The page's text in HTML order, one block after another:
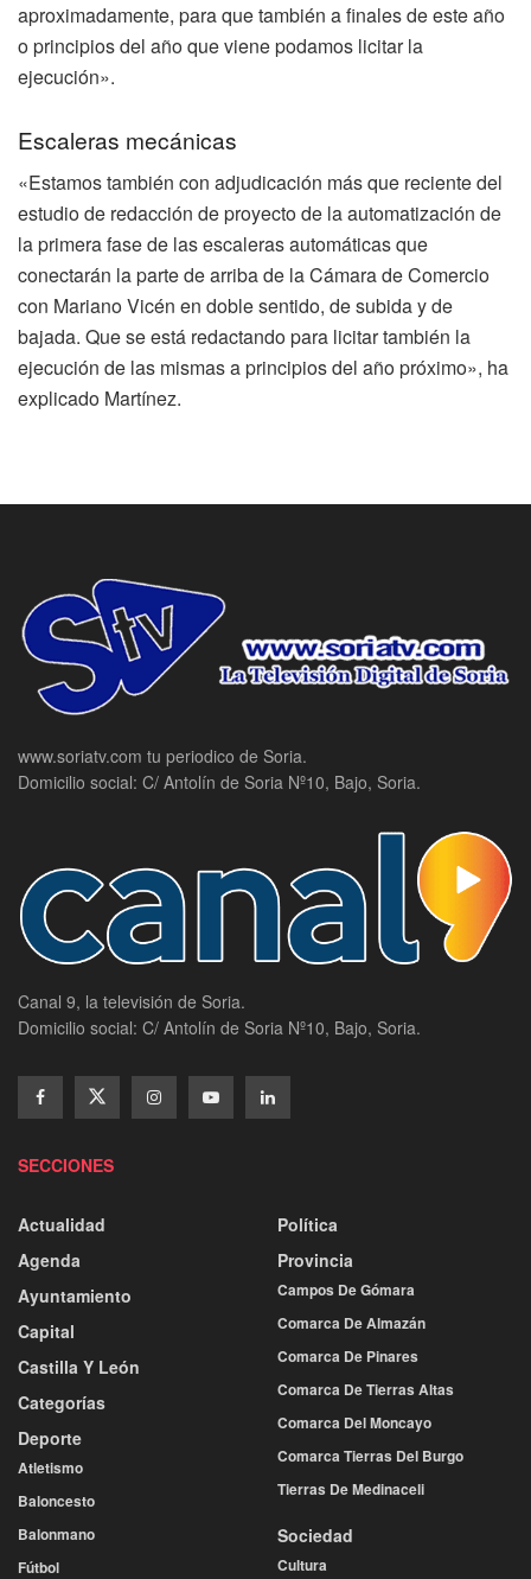
aproximadamente, para que también a finales de este año
o principios del año que viene podamos licitar la
ejecución».
Escaleras mecánicas
«Estamos también con adjudicación más que reciente del
estudio de redacción de proyecto de la automatización de
la primera fase de las escaleras automáticas que
conectarán la parte de arriba de la Cámara de Comercio
con Mariano Vicén en doble sentido, de subida y de
bajada. Que se está redactando para licitar también la
ejecución de las mismas a principios del año próximo», ha
explicado Martínez.
www.soriatv.com tu periodico de Soria.
Domicilio social: C/ Antolín de Soria Nº10, Bajo, Soria.
Canal 9, la televisión de Soria.
Domicilio social: C/ Antolín de Soria Nº10, Bajo, Soria.
SECCIONES
Actualidad
Agenda
Ayuntamiento
Capital
Castilla Y León
Categorías
Deporte
Atletismo
Baloncesto
Balonmano
Fútbol
Política
Provincia
Campos De Gómara
Comarca De Almazán
Comarca De Pinares
Comarca De Tierras Altas
Comarca Del Moncayo
Comarca Tierras Del Burgo
Tierras De Medinaceli
Sociedad
Cultura